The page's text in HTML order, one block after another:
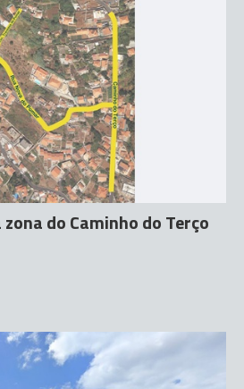
do Caminho do Terço